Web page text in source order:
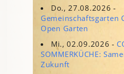
Do., 27.08.2026 -
Gemeinschaftsgarten
Open Garten
Mi., 02.09.2026 -
SOMMERKÜCHE:
Zukunft